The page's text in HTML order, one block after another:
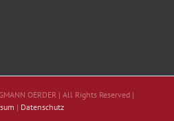
OERDER | All Rights Reserved |
| Datenschutz